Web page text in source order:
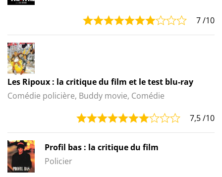
7/10
Les Ripoux : la critique du film et le test blu-ray
Comédie policière, Buddy movie, Comédie
7,5/10
Profil bas : la critique du film
Policier